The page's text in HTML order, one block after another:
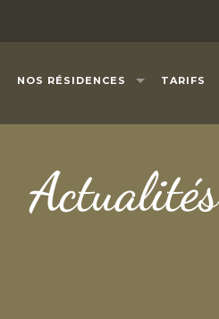
NOS RÉSIDENCES TARIFS
Actualités